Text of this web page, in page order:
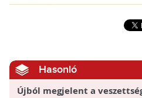
Hasonló
Újból megjelent a